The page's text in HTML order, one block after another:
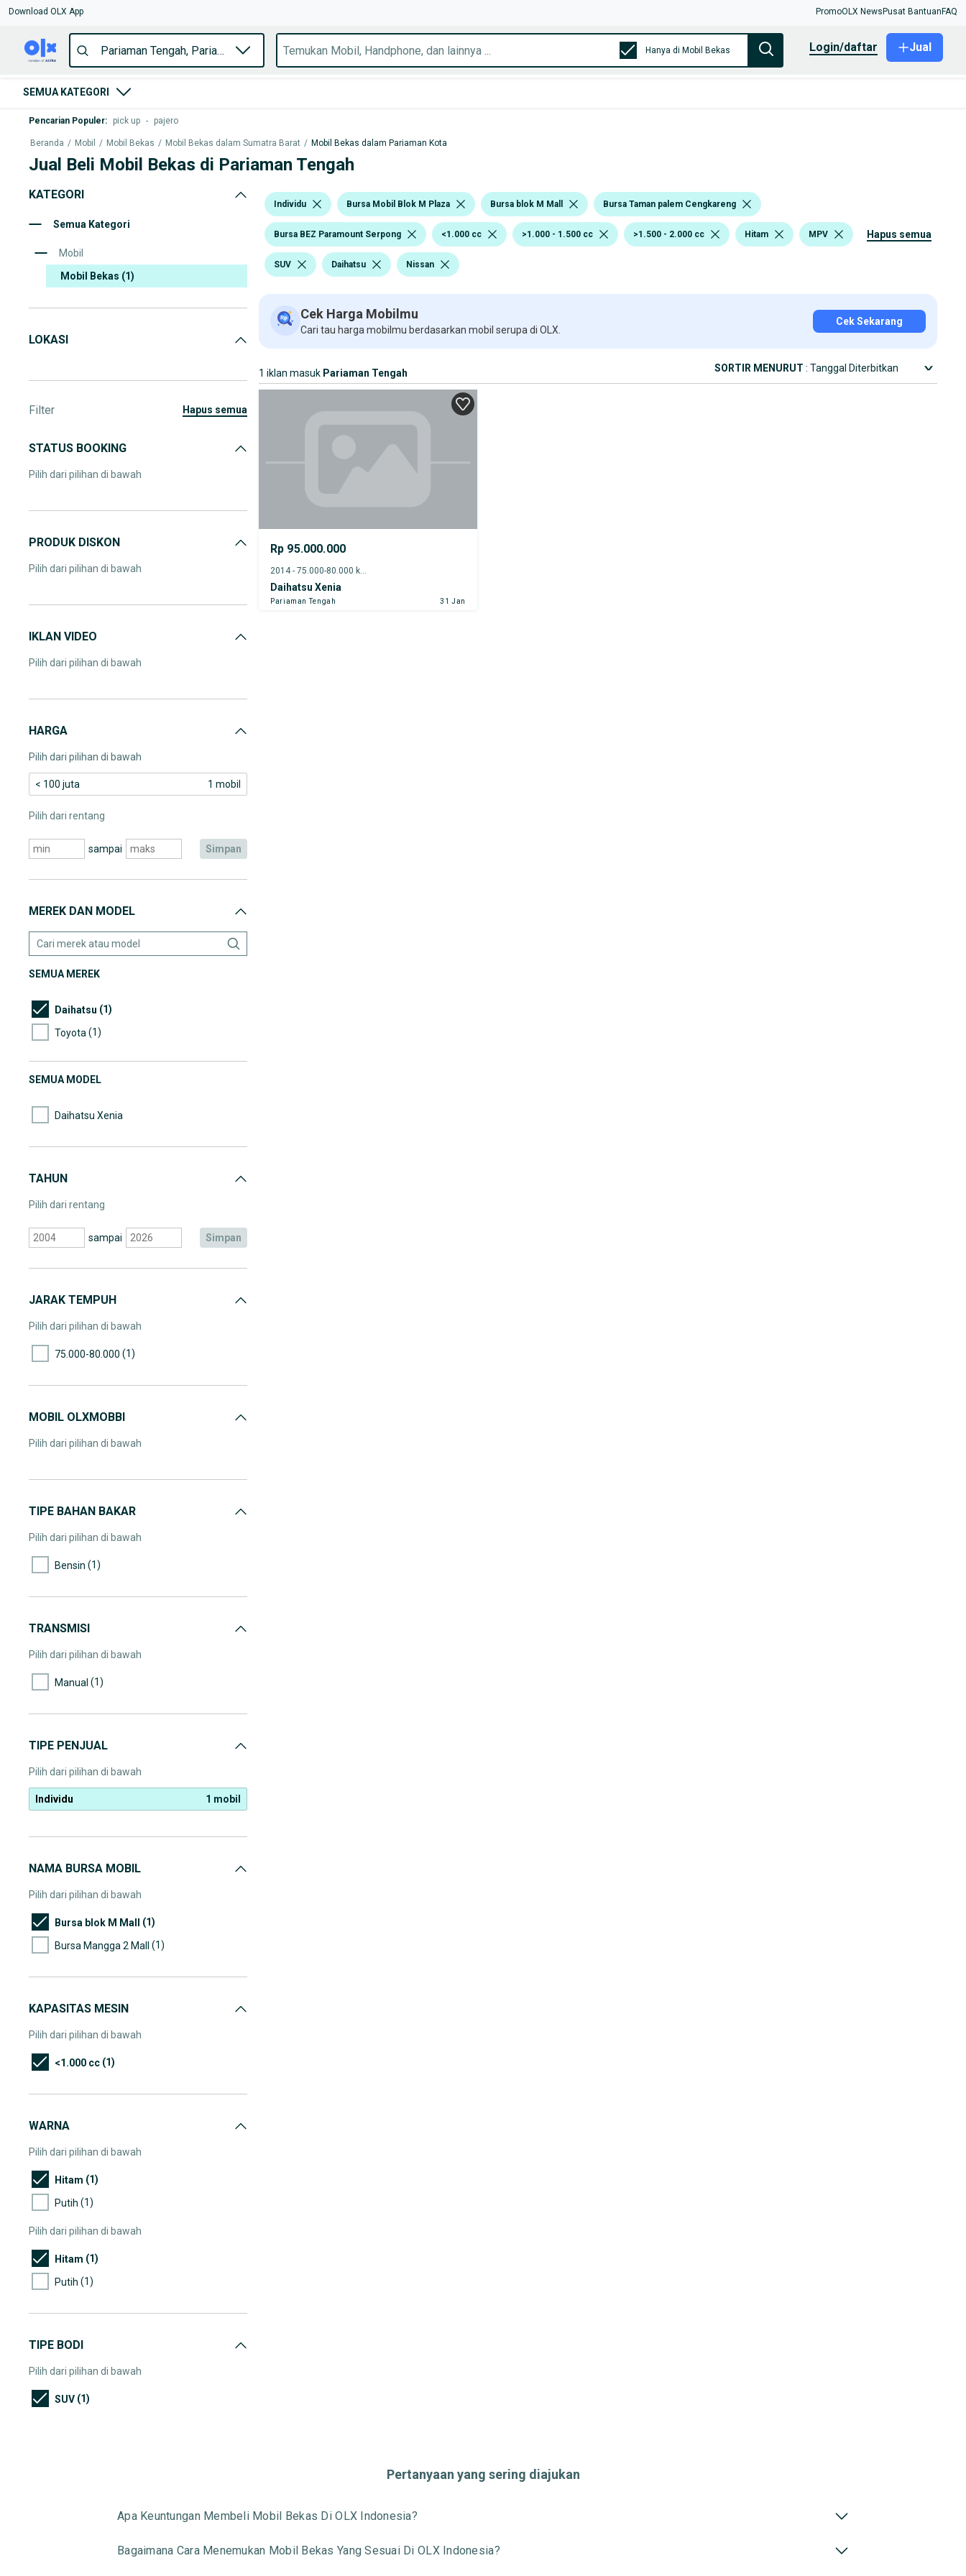
Download OLX App PromoOLX News Pusat Bantuan FAQ
Hanya di Mobil Bekas login/daftar Jual
SEMUA KATEGORI
Pencarian Populer: pick up - pajero
Beranda / Mobil / Mobil Bekas / Mobil Bekas dalam Sumatra Barat / Mobil Bekas dalam Pariaman Kota
Jual Beli Mobil Bekas di Pariaman Tengah
KATEGORI
Semua Kategori
Mobil
Mobil Bekas (1)
LOKASI
Filter hapus semua
STATUS BOOKING
Pilih dari pilihan di bawah
PRODUK DISKON
Pilih dari pilihan di bawah
IKLAN VIDEO
Pilih dari pilihan di bawah
HARGA
Pilih dari pilihan di bawah
< 100 juta 1 mobil
Pilih dari rentang
sampai simpan
MEREK DAN MODEL
SEMUA MEREK
Daihatsu (1)
Toyota (1)
SEMUA MODEL
Daihatsu Xenia
TAHUN
Pilih dari rentang
sampai simpan
JARAK TEMPUH
Pilih dari pilihan di bawah
75.000-80.000 (1)
MOBIL OLXMOBBI
Pilih dari pilihan di bawah
TIPE BAHAN BAKAR
Pilih dari pilihan di bawah
Bensin (1)
TRANSMISI
Pilih dari pilihan di bawah
Manual (1)
TIPE PENJUAL
Pilih dari pilihan di bawah
Individu 1 mobil
NAMA BURSA MOBIL
Pilih dari pilihan di bawah
Bursa blok M Mall (1)
Bursa Mangga 2 Mall (1)
KAPASITAS MESIN
Pilih dari pilihan di bawah
<1.000 cc (1)
WARNA
Pilih dari pilihan di bawah
Hitam (1)
Putih (1)
Pilih dari pilihan di bawah
Hitam (1)
Putih (1)
TIPE BODI
Pilih dari pilihan di bawah
SUV (1)
Individu Bursa Mobil Blok M Plaza Bursa blok M Mall Bursa Taman palem Cengkareng
Bursa BEZ Paramount Serpong <1.000 cc >1.000 - 1.500 cc >1.500 - 2.000 cc Hitam MPV
SUV Daihatsu Nissan
hapus semua
Cek Harga Mobilmu
Cari tau harga mobilmu berdasarkan mobil serupa di OLX.
Cek Sekarang
1 iklan masuk Pariaman Tengah SORTIR MENURUT : Tanggal Diterbitkan
Rp 95.000.000
Daihatsu Xenia
Pariaman Tengah 31 Jan
Pertanyaan yang sering diajukan
Apa Keuntungan Membeli Mobil Bekas Di OLX Indonesia?
Bagaimana Cara Menemukan Mobil Bekas Yang Sesuai Di OLX Indonesia?